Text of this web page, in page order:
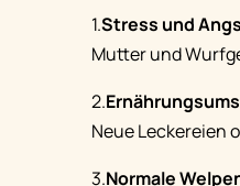
1.Stress und
Mutter und
2.
Neue Leckereien
3.Normale